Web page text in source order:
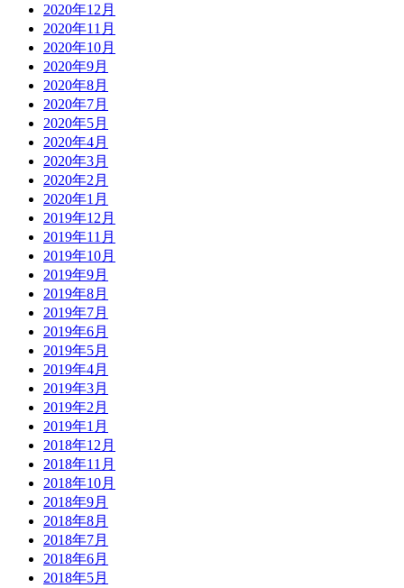
2020年12月
2020年11月
2020年10月
2020年9月
2020年8月
2020年7月
2020年5月
2020年4月
2020年3月
2020年2月
2020年1月
2019年12月
2019年11月
2019年10月
2019年9月
2019年8月
2019年7月
2019年6月
2019年5月
2019年4月
2019年3月
2019年2月
2019年1月
2018年12月
2018年11月
2018年10月
2018年9月
2018年8月
2018年7月
2018年6月
2018年5月